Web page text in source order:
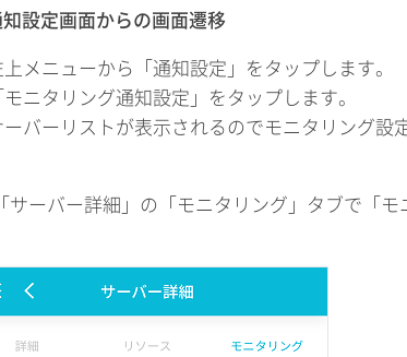
知設定画面からの画面遷移
上メニューから「通知設定」をタップします。
モニタリング通知設定」をタップします。
ーバーリストが表示されるのでモニタリング設
サーバー詳細」の「モニタリング」タブで「